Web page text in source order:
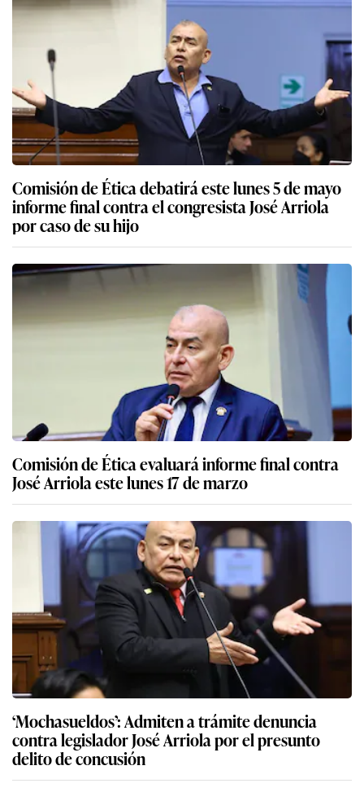
Comisión de Ética debatirá este lunes 5 de mayo
informe final contra el congresista José Arriola
por caso de su hijo
Comisión de Ética evaluará informe final contra
José Arriola este lunes 17 de marzo
‘Mochasueldos’: Admiten a trámite denuncia
contra legislador José Arriola por el presunto
delito de concusión